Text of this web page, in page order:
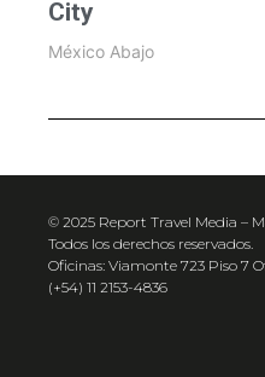
City
México Abajo
© 2025 Report Travel Media –
Todos los derechos reservados.
Oficinas: Viamonte 723 Piso 7
(+54) 11 2153-4836